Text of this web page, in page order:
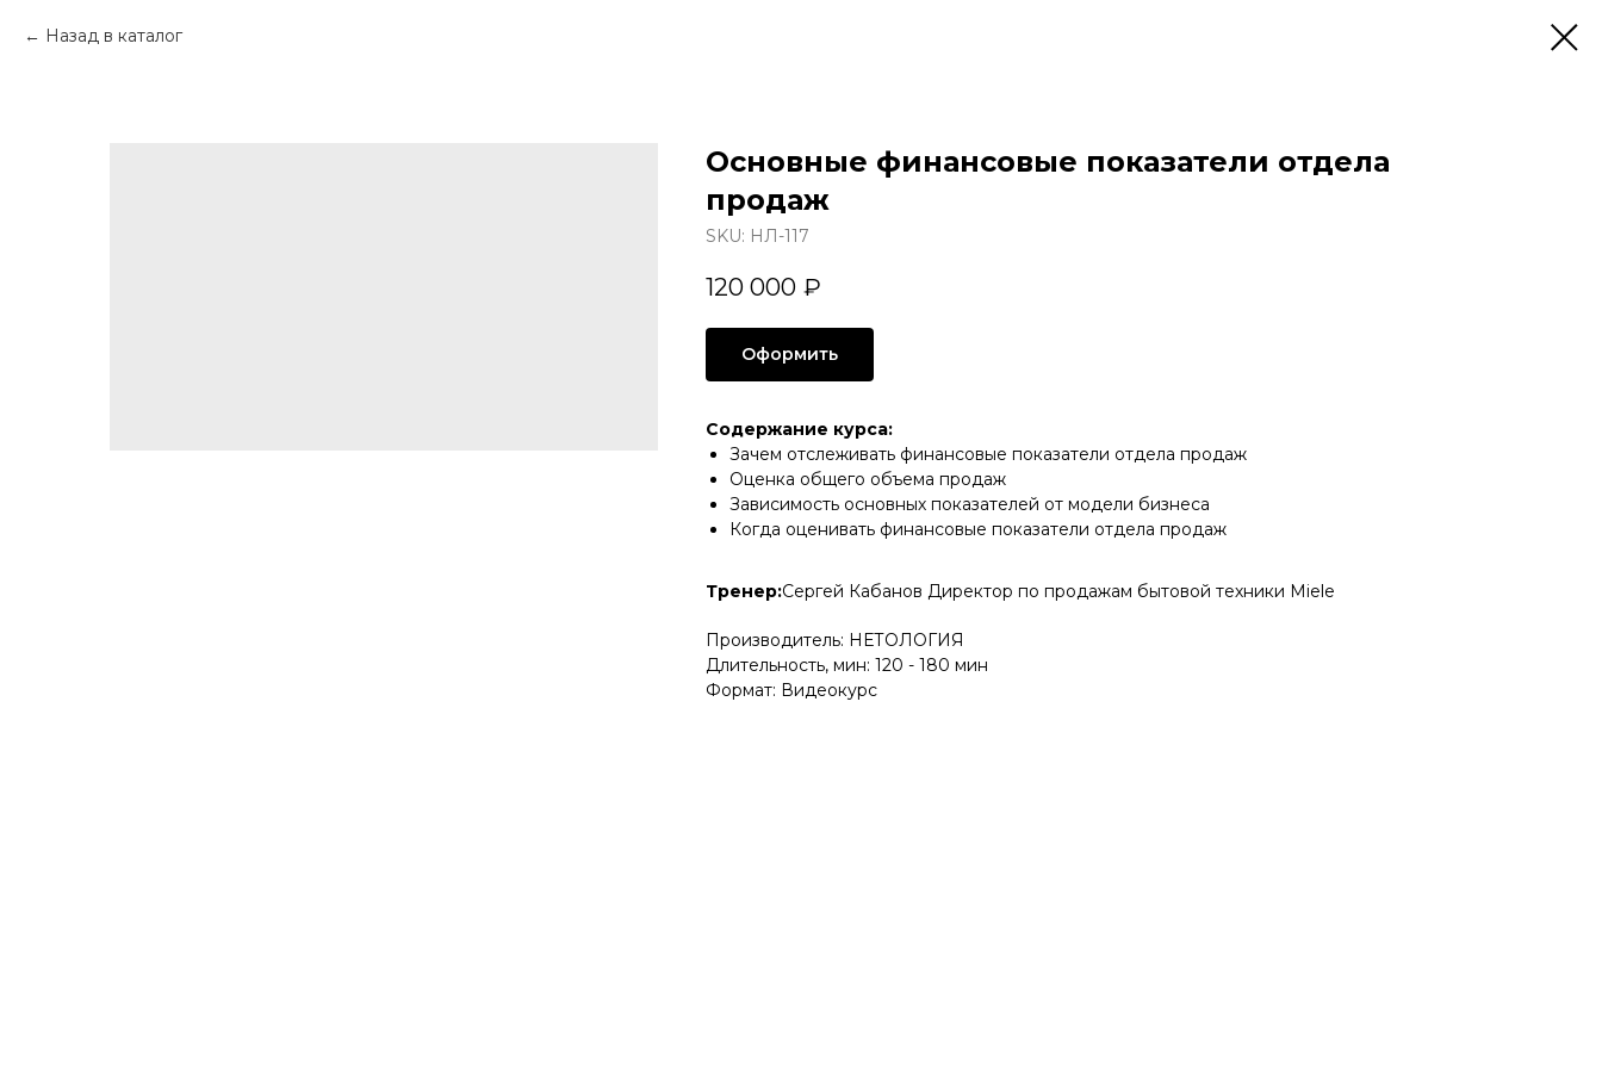
Назад в каталог
Основные финансовые показатели отдела
продаж
SKU: НЛ-117
120 000 ₽
Оформить
Содержание курса:
Зачем отслеживать финансовые показатели отдела продаж
Оценка общего объема продаж
Зависимость основных показателей от модели бизнеса
Когда оценивать финансовые показатели отдела продаж
Тренер:Сергей Кабанов Директор по продажам бытовой техники Miele
Производитель: НЕТОЛОГИЯ
Длительность, мин: 120 - 180 мин
Формат: Видеокурс